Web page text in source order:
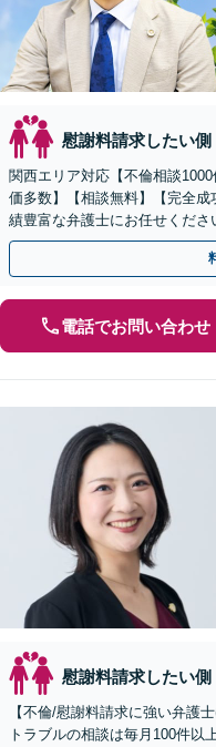
慰謝料請求したい側
関西エリア対応【不倫相談
価多数】【相談無料】【完全
績豊富な弁護士にお任せくだ
側両方対応」人情派弁護士！
電話でお問い合わせ
慰謝料請求したい側
【不倫/慰謝料請求に強い弁護
トラブルの相談は毎月100件以